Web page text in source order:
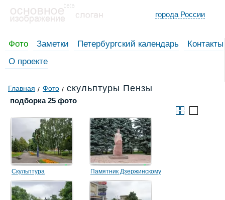
города России
Фото Заметки Петербургский календарь
Контакты
О проекте
Главная Фото скульптуры Пензы
подборка 25 фото
Скульптура
«Светофорное дерево»
Памятник Дзержинскому